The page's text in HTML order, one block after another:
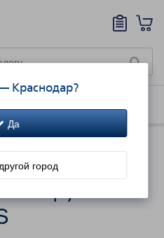
— Краснодар?
Да
город